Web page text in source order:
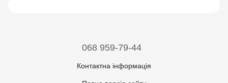
068 959-79-44
Контактна інформація